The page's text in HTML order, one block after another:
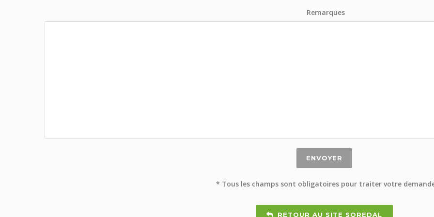
Remarques
* Tous les champs sont obligatoires pour traiter votre
RETOUR AU SITE SOREDAL